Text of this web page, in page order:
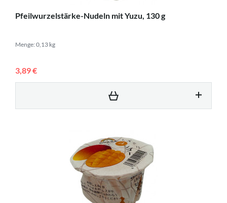
Pfeilwurzelstärke-Nudeln mit Yuzu, 130 g
Menge: 0,13 kg
3,89 €